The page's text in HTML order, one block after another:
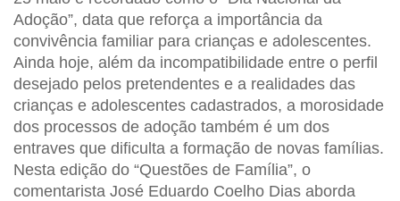
Adoção”, data que reforça a importância da
convivência familiar para crianças e adolescentes.
Ainda hoje, além da incompatibilidade entre o perfil
desejado pelos pretendentes e a realidades das
crianças e adolescentes cadastrados, a morosidade
dos processos de adoção também é um dos
entraves que dificulta a formação de novas famílias.
Nesta edição do “Questões de Família”, o
comentarista José Eduardo Coelho Dias aborda